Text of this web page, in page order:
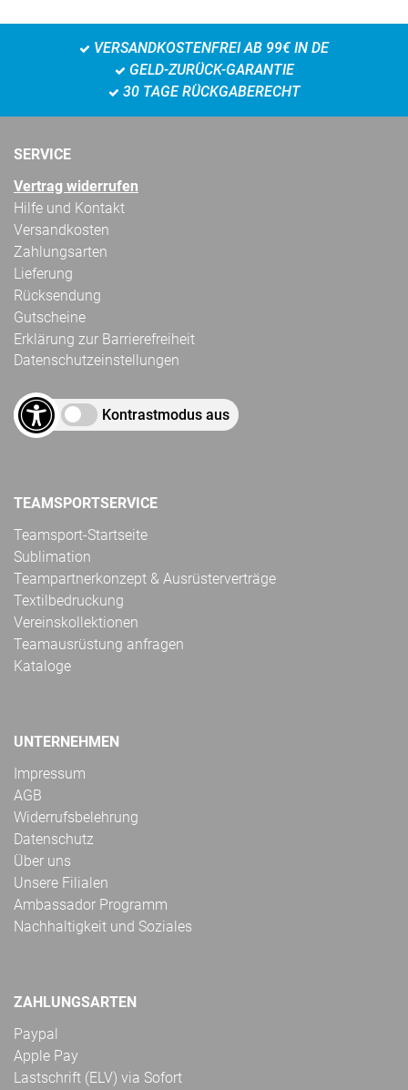
VERSANDKOSTENFREI AB 99€ IN DE
GELD-ZURÜCK-GARANTIE
30 TAGE RÜCKGABERECHT
SERVICE
Vertrag widerrufen
Hilfe und Kontakt
Versandkosten
Zahlungsarten
Lieferung
Rücksendung
Gutscheine
Erklärung zur Barrierefreiheit
Datenschutzeinstellungen
Kontrastmodus aus
TEAMSPORTSERVICE
Teamsport-Startseite
Sublimation
Teampartnerkonzept & Ausrüsterverträge
Textilbedruckung
Vereinskollektionen
Teamausrüstung anfragen
Kataloge
UNTERNEHMEN
Impressum
AGB
Widerrufsbelehrung
Datenschutz
Über uns
Unsere Filialen
Ambassador Programm
Nachhaltigkeit und Soziales
ZAHLUNGSARTEN
Paypal
Apple Pay
Lastschrift (ELV) via Sofort